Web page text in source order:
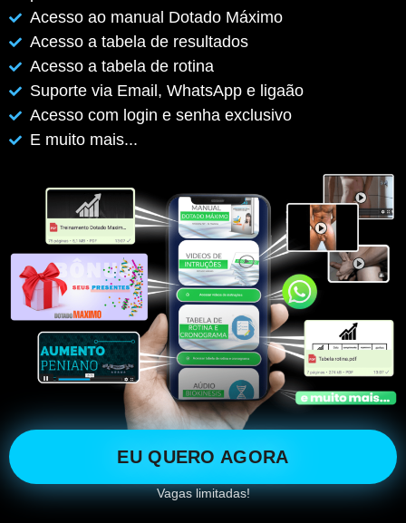
Acesso ao manual Dotado Máximo
Acesso a tabela de resultados
Acesso a tabela de rotina
Suporte via Email, WhatsApp e ligaão
Acesso com login e senha exclusivo
E muito mais...
EU QUERO AGORA
Vagas limitadas!